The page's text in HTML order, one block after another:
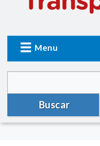
Menu
Buscar